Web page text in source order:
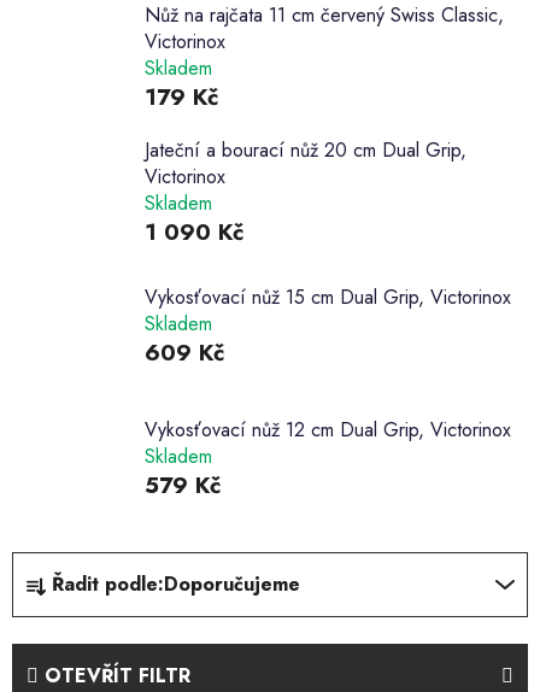
Nůž na rajčata 11 cm červený Swiss Classic,
Victorinox
Skladem
179 Kč
Jateční a bourací nůž 20 cm Dual Grip,
Victorinox
Skladem
1 090 Kč
Vykosťovací nůž 15 cm Dual Grip, Victorinox
Skladem
609 Kč
Vykosťovací nůž 12 cm Dual Grip, Victorinox
Skladem
579 Kč
Ř
z
Řadit podle:Doporučujeme
OTEVŘÍT FILTR